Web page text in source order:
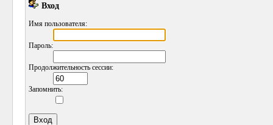
Вход
Имя пользователя:
Пароль:
Продолжительность сессии:
Запомнить: